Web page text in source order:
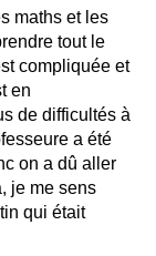
maths et les
tout le
compliquée et
en
de difficultés à
a été
on a dû aller
je me sens
qui était